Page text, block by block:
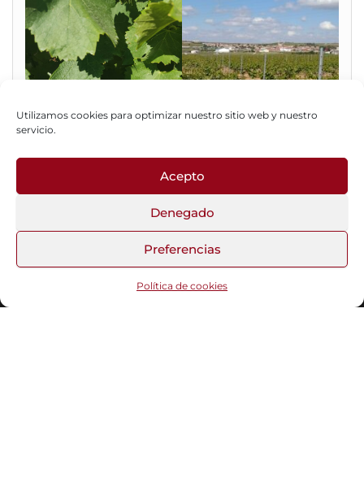
Utilizamos cookies para optimizar nuestro sitio web y nuestro
servicio.
Acepto
Denegado
Preferencias
Política de cookies
Fotos del Blog
Funciona gracias aWordPress |Tema:Head Blog